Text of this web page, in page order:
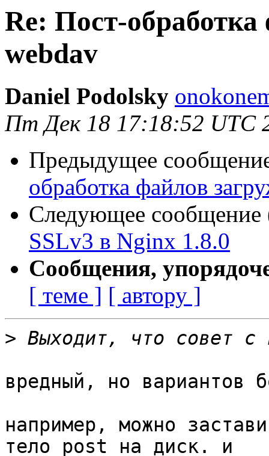
Re: Пост-
webdav
Daniel Podolsky
Пт Дек 18 17:18:52 UTC
Предыдущее
обработка файлов
Следующее сообщение
SSLv3 в Nginx 1.8.0
Сообщения,
[ теме ] [ автору ]
>
вредный, но вариантов
например, можно
тело post на диск. и